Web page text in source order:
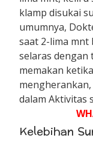
klamp disukai
umumnya,
saat 2-lima
selaras dengan
memakan
dalam Aktivitas
Kelebihan